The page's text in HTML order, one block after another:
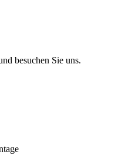
besuchen Sie uns.